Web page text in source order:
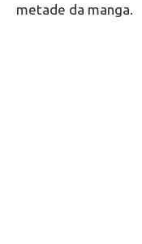
metade da manga.